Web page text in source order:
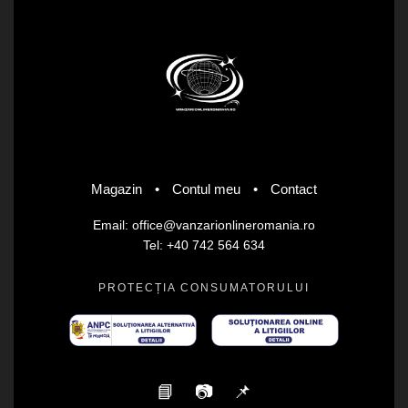
Magazin • Contul meu • Contact
Email: office@vanzarionlineromania.ro
Tel: +40 742 564 634
PROTECȚIA CONSUMATORULUI
📘 📷 📌